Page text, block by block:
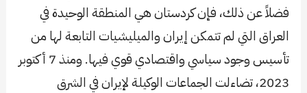
فضلاً عن ذلك، فإن كردستان هي المنطقة الوحيدة في
العراق التي لم تتمكن إيران والميليشيات التابعة لها من
تأسيس وجود سياسي واقتصادي قوي فيها. ومنذ 7 أكتوبر
2023، تضاءلت الجماعات الوكيلة لإيران في الشرق